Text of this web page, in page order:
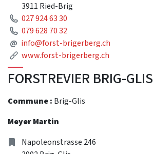
3911 Ried-Brig
Phone
027 924 63 30
Phone
079 628 70 32
@ Mail
info@forst-brigerberg.ch
Link
www.forst-brigerberg.ch
FORSTREVIER BRIG-GLIS
Commune : Brig-Glis
Meyer Martin
Address
Napoleonstrasse 246